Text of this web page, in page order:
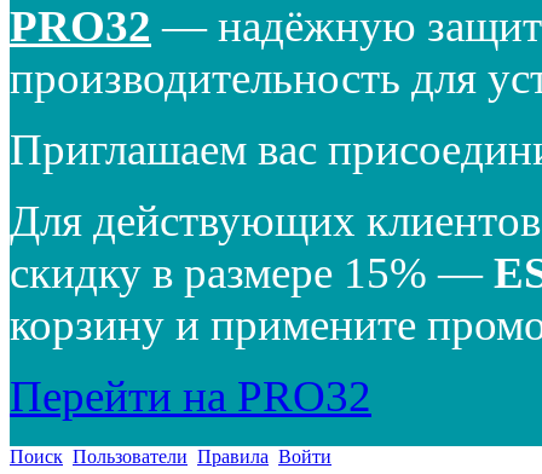
PRO32 — надёжную
производительность для
Приглашаем вас
Для действующих
скидку в размере 15% —
корзину и примените
Перейти на PRO32
Поиск Пользователи Правила Войти